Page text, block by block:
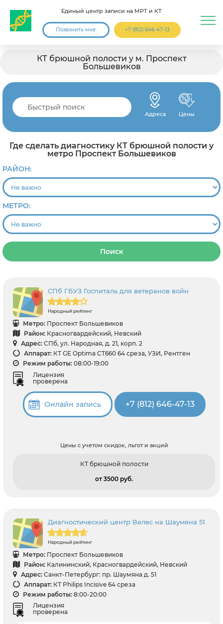
Единый центр записи на МРТ и КТ
Позвонить мне +7 (812) 646-47-13
КТ брюшной полости у м. Проспект
Большевиков
Адреса Цены
Где сделать диагностику КТ брюшной полости у
метро Проспект Большевиков
РАЙОН:
МЕТРО:
Поиск
СПб ГБУЗ Госпиталь для ветеранов войн
Народный рейтинг
Метро: Проспект Большевиков
Район: Красногвардейский, Невский
Адрес: СПб, ул. Народная, д. 21, корп. 2
Аппарат: КТ GE Optima CT660 64 среза, УЗИ, Рентген
Режим работы: 08:00-19:00
Лицензия
проверена
Онлайн запись +7 (812) 646-47-13
Цены с учетом скидок, льгот и акций
КТ брюшной полости
от 3500 pуб.
Диагностический центр Велес на Шаумяна 51
Народный рейтинг
Метро: Проспект Большевиков
Район: Калининский, Красногвардейский, Невский
Адрес: Санкт-Петербург: пр. Шаумяна д. 51
Аппарат: КТ Philips Incisive 64 среза
Режим работы: 8:00-20:00
Лицензия
проверена